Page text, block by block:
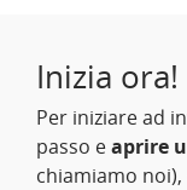
Inizia ora!
Per iniziare ad
passo eaprire
chiamiamo